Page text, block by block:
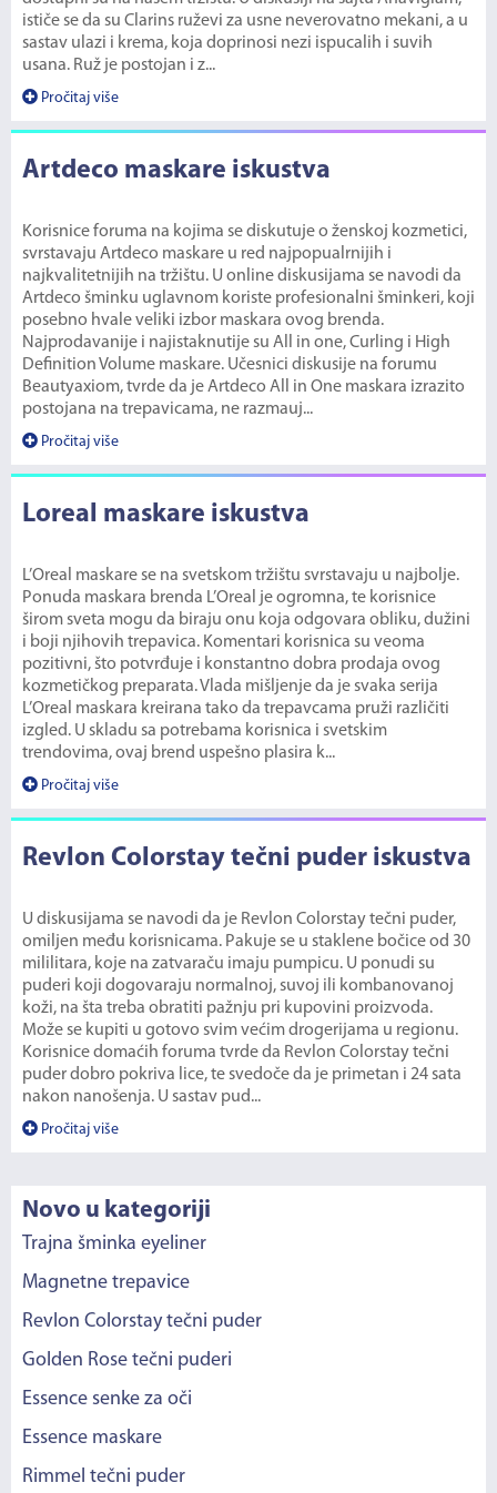
ističe se da su Clarins ruževi za usne neverovatno mekani, a u
sastav ulazi i krema, koja doprinosi nezi ispucalih i suvih
usana. Ruž je postojan i z...
Pročitaj više
Artdeco maskare iskustva
Korisnice foruma na kojima se diskutuje o ženskoj kozmetici,
svrstavaju Artdeco maskare u red najpopualrnijih i
najkvalitetnijih na tržištu. U online diskusijama se navodi da
Artdeco šminku uglavnom koriste profesionalni šminkeri, koji
posebno hvale veliki izbor maskara ovog brenda.
Najprodavanije i najistaknutije su All in one, Curling i High
Definition Volume maskare. Učesnici diskusije na forumu
Beautyaxiom, tvrde da je Artdeco All in One maskara izrazito
postojana na trepavicama, ne razmauj...
Pročitaj više
Loreal maskare iskustva
L’Oreal maskare se na svetskom tržištu svrstavaju u najbolje.
Ponuda maskara brenda L’Oreal je ogromna, te korisnice
širom sveta mogu da biraju onu koja odgovara obliku, dužini
i boji njihovih trepavica. Komentari korisnica su veoma
pozitivni, što potvrđuje i konstantno dobra prodaja ovog
kozmetičkog preparata. Vlada mišljenje da je svaka serija
L’Oreal maskara kreirana tako da trepavcama pruži različiti
izgled. U skladu sa potrebama korisnica i svetskim
trendovima, ovaj brend uspešno plasira k...
Pročitaj više
Revlon Colorstay tečni puder iskustva
U diskusijama se navodi da je Revlon Colorstay tečni puder,
omiljen među korisnicama. Pakuje se u staklene bočice od 30
mililitara, koje na zatvaraču imaju pumpicu. U ponudi su
puderi koji dogovaraju normalnoj, suvoj ili kombanovanoj
koži, na šta treba obratiti pažnju pri kupovini proizvoda.
Može se kupiti u gotovo svim većim drogerijama u regionu.
Korisnice domaćih foruma tvrde da Revlon Colorstay tečni
puder dobro pokriva lice, te svedoče da je primetan i 24 sata
nakon nanošenja. U sastav pud...
Pročitaj više
Novo u kategoriji
Trajna šminka eyeliner
Magnetne trepavice
Revlon Colorstay tečni puder
Golden Rose tečni puderi
Essence senke za oči
Essence maskare
Rimmel tečni puder